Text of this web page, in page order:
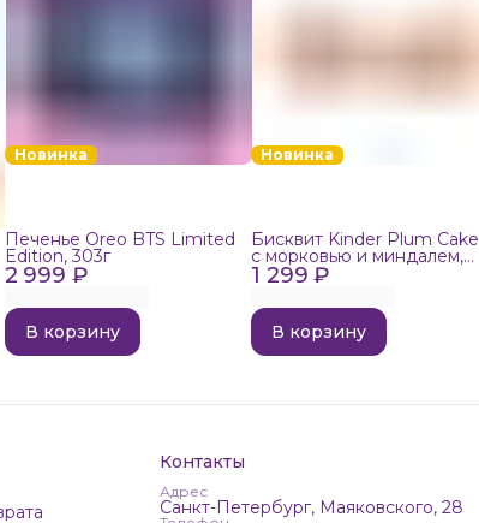
Новинка
2 999 ₽
Печенье Oreo BTS Limited
Edition, 303г
В корзину
Новинка
1 299 ₽
Бисквит Kinder Plum Cake
с морковью и миндалем,
192г
В корзину
Контакты
Адрес
Санкт-Петербург, Маяковского, 28